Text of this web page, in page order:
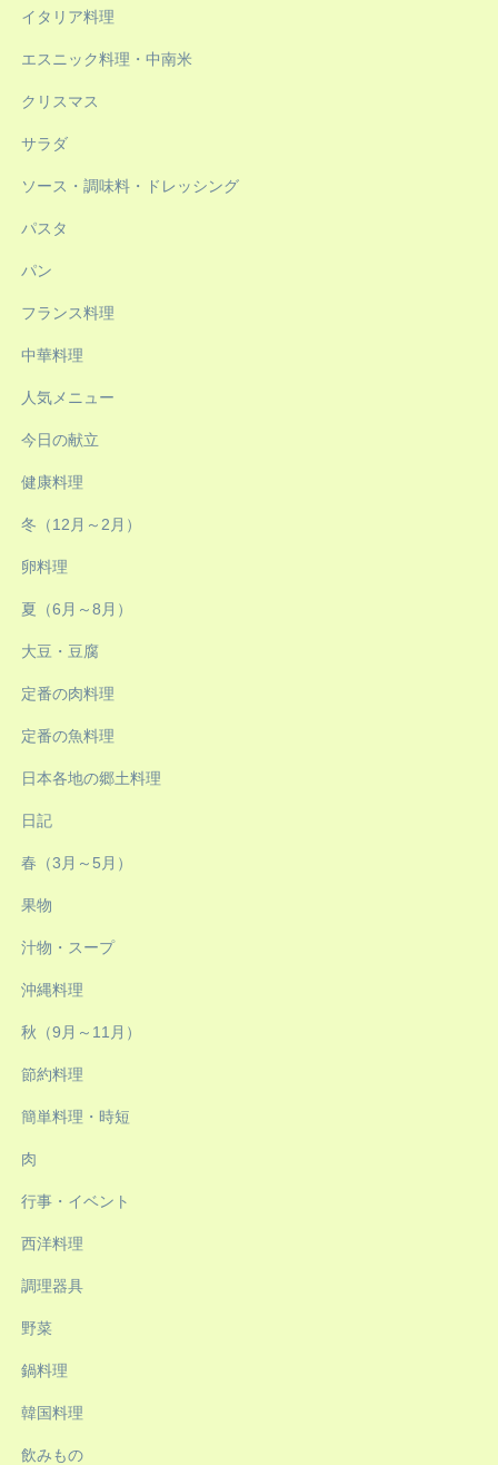
イタリア料理
エスニック料理・中南米
クリスマス
サラダ
ソース・調味料・ドレッシング
パスタ
パン
フランス料理
中華料理
人気メニュー
今日の献立
健康料理
冬（12月～2月）
卵料理
夏（6月～8月）
大豆・豆腐
定番の肉料理
定番の魚料理
日本各地の郷土料理
日記
春（3月～5月）
果物
汁物・スープ
沖縄料理
秋（9月～11月）
節約料理
簡単料理・時短
肉
行事・イベント
西洋料理
調理器具
野菜
鍋料理
韓国料理
飲みもの